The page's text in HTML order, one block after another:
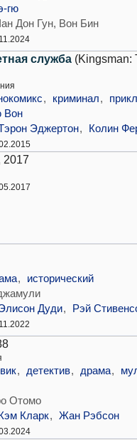
гю
Дон Гун, Вон Бин
служба (Kingsman:
, криминал,
Вон
Эджертон, Колин
2017
,
исторический
Дуди, Рэй
, детектив, драма,
Отомо
Кларк, Жан Рэбсон